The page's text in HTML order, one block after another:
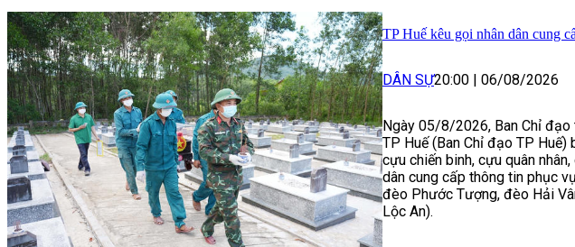
TP Huế kêu gọi nhân dân cung
DÂN SỰ20:00 06/08/2026
Ngày 05/8/2026, Ban Chỉ
TP Huế (Ban Chỉ đạo TP
cựu chiến binh, cựu quân
dân cung cấp thông tin phục
đèo Phước Tượng, đèo Hải
Lộc An).